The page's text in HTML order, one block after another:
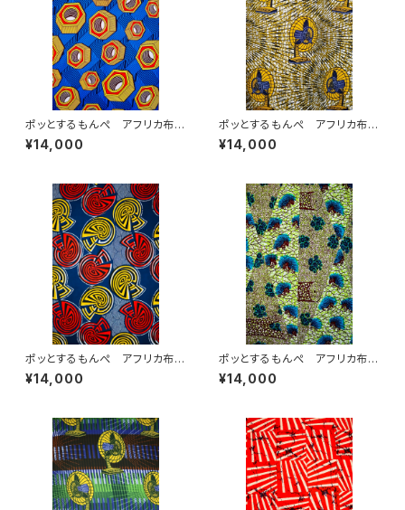
ポッとするもんぺ アフリカ布
No.234
¥14,000
ポッとするもんぺ アフリカ布
No.225
¥14,000
ポッとするもんぺ アフリカ布
No.171
¥14,000
ポッとするもんぺ アフリカ布
No.230
¥14,000